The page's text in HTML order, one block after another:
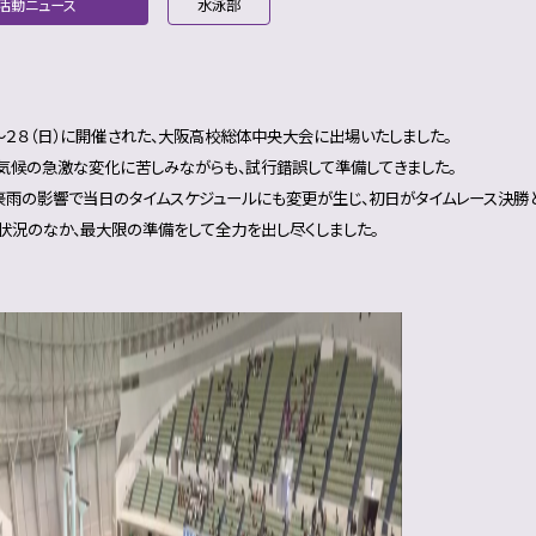
動ニュース 水泳部
２８（日）に開催された、大阪高校総体中央大会に出場いたしました。
候の急激な変化に苦しみながらも、試行錯誤して準備してきました。
雨の影響で当日のタイムスケジュールにも変更が生じ、初日がタイムレース決勝
況のなか、最大限の準備をして全力を出し尽くしました。